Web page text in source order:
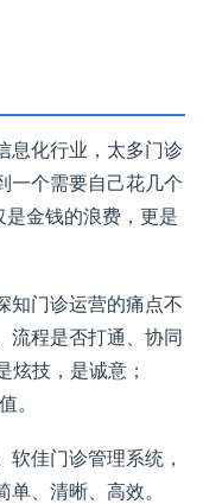
息化行业，太多门诊
一个需要自己花几个
是金钱的浪费，更是
知门诊运营的痛点不
流程是否打通、协同
炫技，是诚意；
。
佳门诊管理系统，
、清晰、高效。